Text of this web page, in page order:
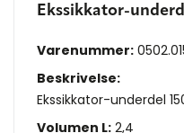
Ekssikkator-
Varenummer:
Beskrivelse:
Ekssikkator-underdel
Volumen L: 2,4